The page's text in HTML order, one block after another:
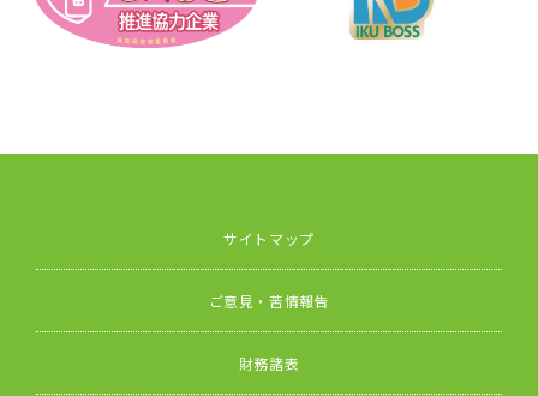
サイトマップ
ご意見・苦情報告
財務諸表